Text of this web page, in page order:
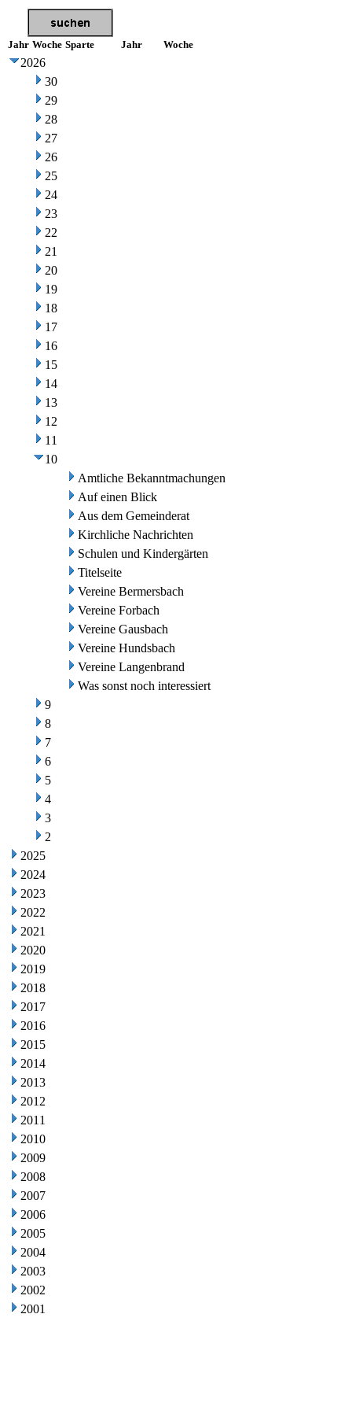
Jahr Woche Sparte Jahr Woche
2026
30
29
28
27
26
25
24
23
22
21
20
19
18
17
16
15
14
13
12
11
10
Amtliche Bekanntmachungen
Auf einen Blick
Aus dem Gemeinderat
Kirchliche Nachrichten
Schulen und Kindergärten
Titelseite
Vereine Bermersbach
Vereine Forbach
Vereine Gausbach
Vereine Hundsbach
Vereine Langenbrand
Was sonst noch interessiert
9
8
7
6
5
4
3
2
2025
2024
2023
2022
2021
2020
2019
2018
2017
2016
2015
2014
2013
2012
2011
2010
2009
2008
2007
2006
2005
2004
2003
2002
2001